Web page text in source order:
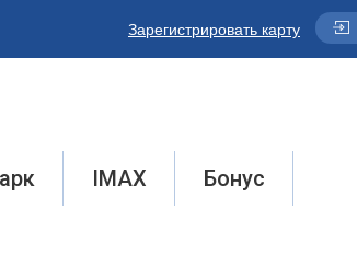
Зарегистрировать карту
IMAX Бонус